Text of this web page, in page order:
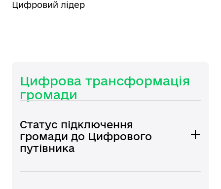
Цифровий лідер
Цифрова трансформація
громади
Статус підключення
громади до Цифрового
путівника